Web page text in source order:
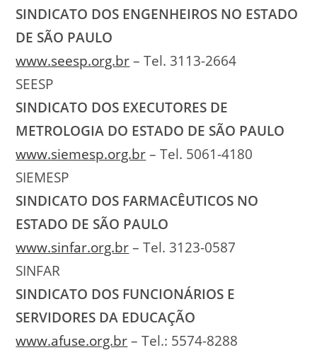
SINDICATO DOS ENGENHEIROS NO ESTADO
DE SÃO PAULO
www.seesp.org.br – Tel. 3113-2664
SEESP
SINDICATO DOS EXECUTORES DE
METROLOGIA DO ESTADO DE SÃO PAULO
www.siemesp.org.br – Tel. 5061-4180
SIEMESP
SINDICATO DOS FARMACÊUTICOS NO
ESTADO DE SÃO PAULO
www.sinfar.org.br – Tel. 3123-0587
SINFAR
SINDICATO DOS FUNCIONÁRIOS E
SERVIDORES DA EDUCAÇÃO
www.afuse.org.br – Tel.: 5574-8288